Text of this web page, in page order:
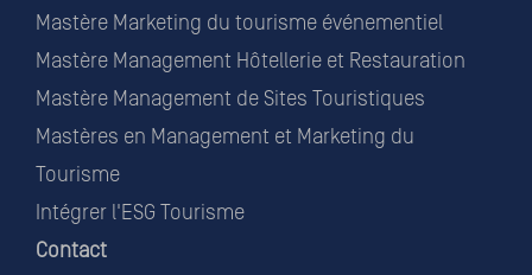
Mastère Marketing du tourisme événementiel
Mastère Management Hôtellerie et Restauration
Mastère Management de Sites Touristiques
Mastères en Management et Marketing du
Tourisme
Intégrer l'ESG Tourisme
Contact